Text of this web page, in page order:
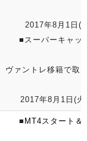
2017年8月1日(
■スーパーキャッ
ヴァントレ移籍で取
2017年8月1日(火
■ MT4スタート＆